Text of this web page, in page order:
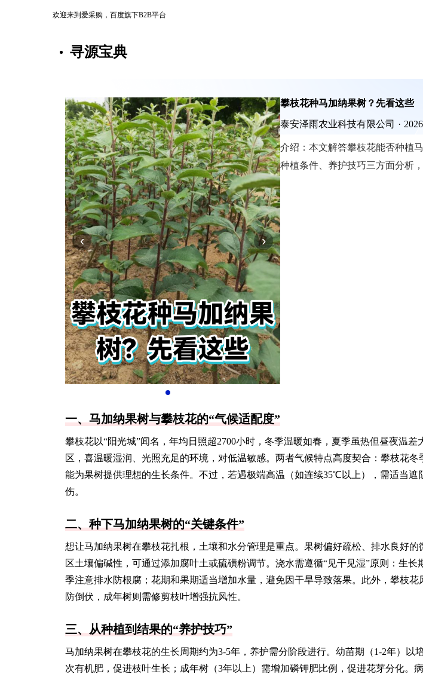
欢迎来到爱采购，百度旗下B2B平台
寻源宝典
‹ ›
攀枝花种马加纳果树？先看这些
泰安泽雨农业科技有限公司 ·
介绍： 本文解答攀枝花能否种植
种植条件、养护技巧三方面分析
一、马加纳果树与攀枝花的“气候适配度”
攀枝花以“阳光城”闻名，年均日照超2700小时，冬季温暖如春，夏季虽热但昼夜温差
区，喜温暖湿润、光照充足的环境，对低温敏感。两者气候特点高度契合：攀枝花冬
能为果树提供理想的生长条件。不过，若遇极端高温（如连续35℃以上），需适当遮
伤。
二、种下马加纳果树的“关键条件”
想让马加纳果树在攀枝花扎根，土壤和水分管理是重点。果树偏好疏松、排水良好的
区土壤偏碱性，可通过添加腐叶土或硫磺粉调节。浇水需遵循“见干见湿”原则：生
季注意排水防根腐；花期和果期适当增加水量，避免因干旱导致落果。此外，攀枝花
防倒伏，成年树则需修剪枝叶增强抗风性。
三、从种植到结果的“养护技巧”
马加纳果树在攀枝花的生长周期约为3-5年，养护需分阶段进行。幼苗期（1-2年）以
次有机肥，促进枝叶生长；成年树（3年以上）需增加磷钾肥比例，促进花芽分化。